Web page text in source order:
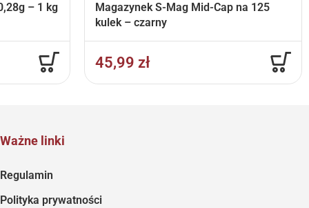
– 1 kg
Magazynek S-Mag Mid-Cap na 125
kulek – czarny
45,99 zł
Ważne linki
Regulamin
Polityka prywatności